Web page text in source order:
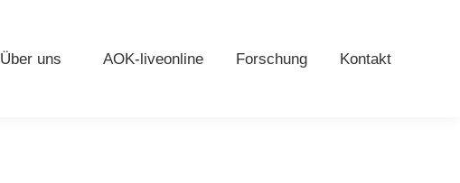
Über uns AOK-liveonline Forschung Kontakt